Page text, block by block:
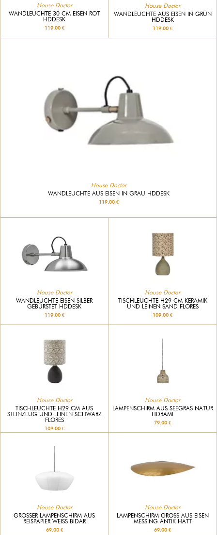
House Doctor
WANDLEUCHTE 30 CM EISEN ROT
HDDESK
119.00 €
House Doctor
WANDLEUCHTE AUS EISEN IN GRÜN
HDDESK
119.00 €
House Doctor
WANDLEUCHTE AUS EISEN IN GRAU HDDESK
119.00 €
House Doctor
WANDLEUCHTE EISEN SILBER
GEBÜRSTET HDDESK
119.00 €
House Doctor
TISCHLEUCHTE H29 CM KERAMIK
UND LEINEN SAND FLORES
109.00 €
House Doctor
TISCHLEUCHTE H29 CM AUS
STEINZEUG UND LEINEN SCHWARZ
FLORES
109.00 €
House Doctor
LAMPENSCHIRM AUS SEEGRAS NATUR
HDRAMI
79.00 €
House Doctor
GROSSER LAMPENSCHIRM AUS R
EISPAPIER WEISS BIDAR
69.00 €
House Doctor
LAMPENSCHIRM GROSS AUS EISEN M
ESSING ANTIK HATT
69.00 €